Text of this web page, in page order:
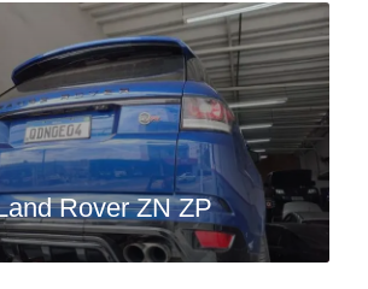
Rover ZN ZP